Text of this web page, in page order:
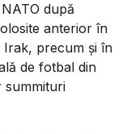
după
anterior în
Irak, precum și în
de fotbal din
summituri